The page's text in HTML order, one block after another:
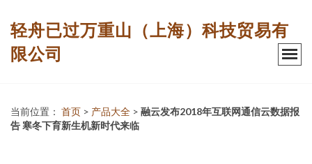
轻舟已过万重山（上海）科技贸易有
限公司
当前位置： 首页 > 产品大全 > 融云发布2018年互联网通信云数据报
告 寒冬下育新生机新时代来临